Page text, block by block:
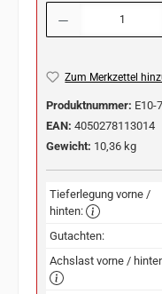
Produkt Anzahl: Gib den
Zum Merkzettel
Produktnummer: E10-
EAN: 4050278113014
Gewicht: 10,36 kg
Tieferlegung vorne /
hinten:
Gutachten:
Achslast vorne /